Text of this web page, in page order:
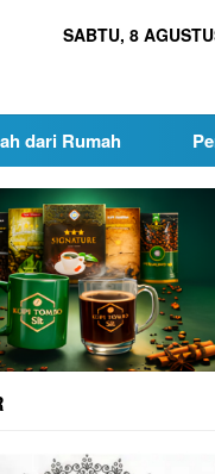
SABTU, 8
Pencurian